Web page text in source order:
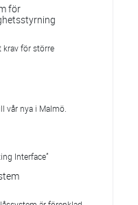
för
krav för större
vår nya i Malmö.
Interface”